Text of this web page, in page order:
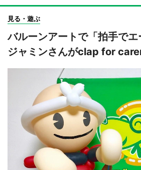
見る・遊ぶ
バルーンアートで「拍手で
ジャミンさんがclap for